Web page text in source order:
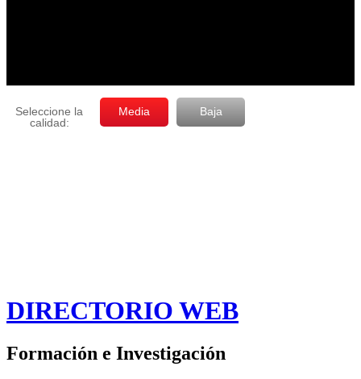
DIRECTORIO WEB
Formación e Investigación